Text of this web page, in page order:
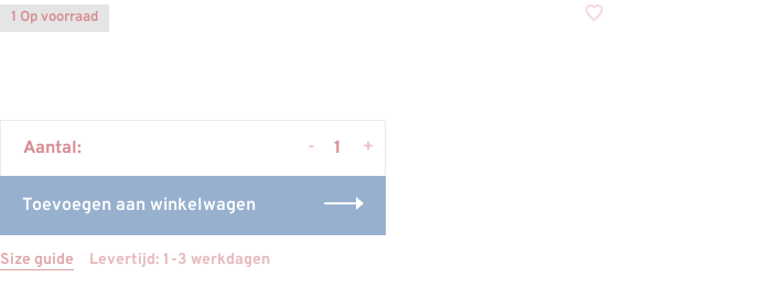
1 Op voorraad
Aantal: +
-
Toevoegen aan winkelwagen
Size guide Levertijd: 1-3 werkdagen